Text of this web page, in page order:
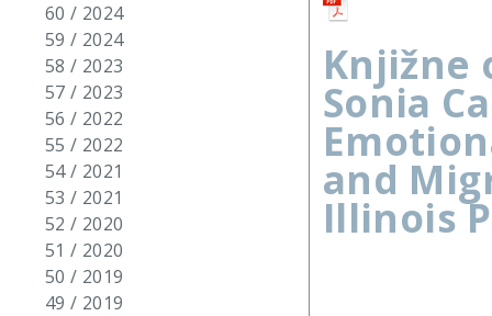
60 / 2024
59 / 2024
58 / 2023
57 / 2023
56 / 2022
55 / 2022
54 / 2021
53 / 2021
52 / 2020
51 / 2020
50 / 2019
49 / 2019
Knjižne
Sonia
and
Illinois